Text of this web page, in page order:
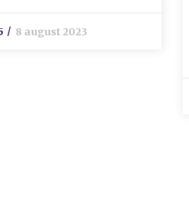
8 august 2023